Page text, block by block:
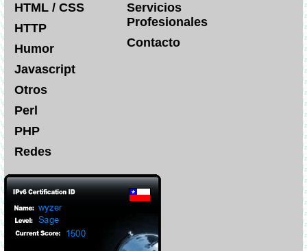
HTML / CSS
HTTP
Humor
Javascript
Otros
Perl
PHP
Redes
Servicios
Profesionales
Contacto